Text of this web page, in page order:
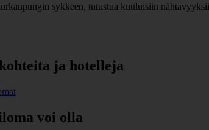
sykkeen, tutustua kuuluisiin
ja hotelleja
voi olla